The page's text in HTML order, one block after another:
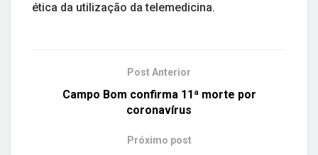
ética da utilização da telemedicina.
Post Anterior
Campo Bom confirma 11ª morte por
coronavírus
Próximo post